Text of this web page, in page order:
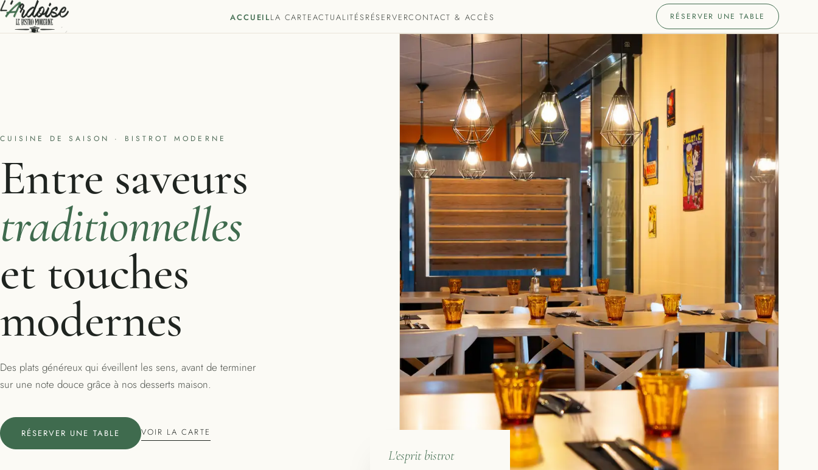
ACCUEILLA CARTEACTUALITÉSRÉSERVERCONTACT & ACCÈS RÉSERVER UNE TABLE
CUISINE DE SAISON · BISTROT MODERNE
Entre saveurs
traditionnelles
et touches
modernes
Des plats généreux qui éveillent les sens, avant de terminer
sur une note douce grâce à nos desserts maison.
RÉSERVER UNE TABLE VOIR LA CARTE
L'esprit bistrot